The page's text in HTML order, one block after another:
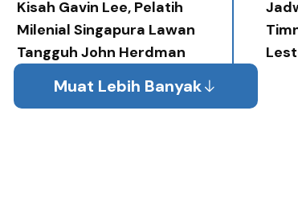
Diperlukan
Kisah Gavin Lee, Pelatih
Milenial Singapura Lawan
Tangguh John Herdman
Muat Lebih Banyak